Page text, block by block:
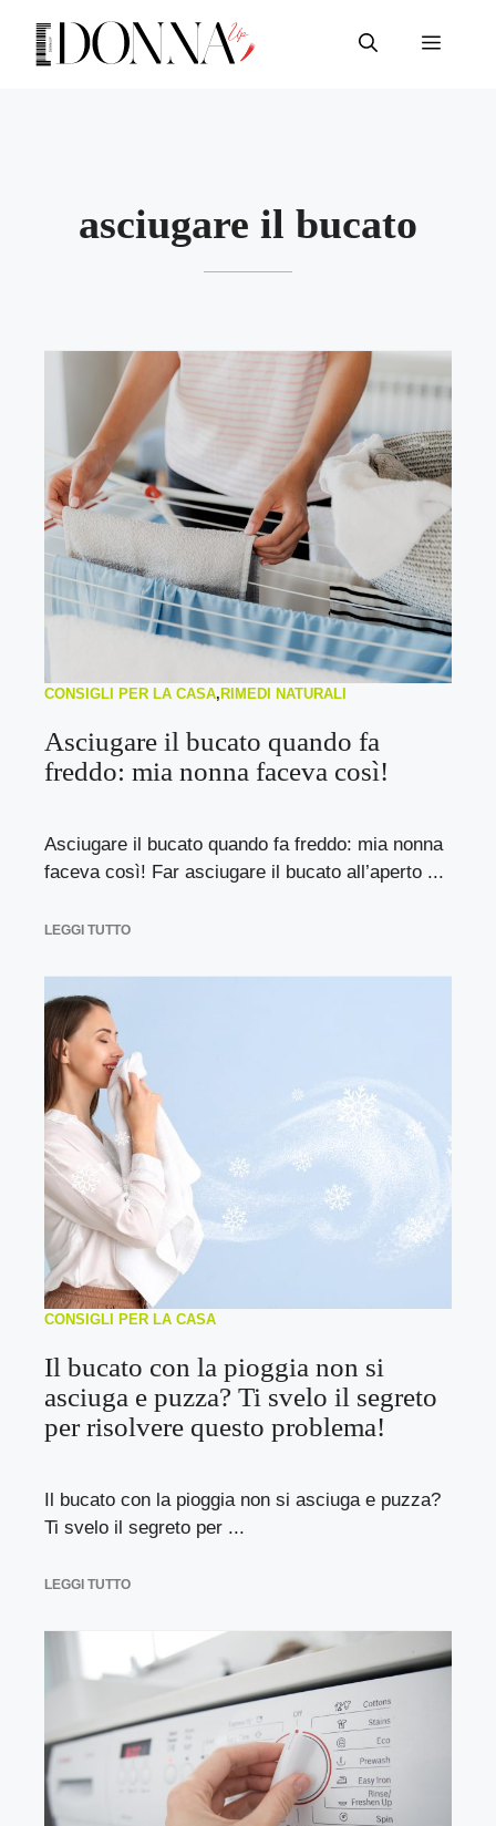
contenuto
Menu
asciugare il bucato
CONSIGLI PER LA CASA, RIMEDI NATURALI
Asciugare il bucato quando fa
freddo: mia nonna faceva così!
Asciugare il bucato quando fa freddo: mia nonna
faceva così! Far asciugare il bucato all’aperto ...
LEGGI TUTTO
CONSIGLI PER LA CASA
Il bucato con la pioggia non si
asciuga e puzza? Ti svelo il segreto
per risolvere questo problema!
Il bucato con la pioggia non si asciuga e puzza?
Ti svelo il segreto per ...
LEGGI TUTTO